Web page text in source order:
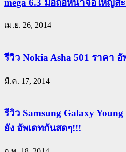
เม.ย. 26, 2014
รีวิว Nokia Asha 501 ราคา
มี.ค. 17, 2014
รีวิว Samsung Galaxy
ยัง อัพเดทกันสดๆ!!!